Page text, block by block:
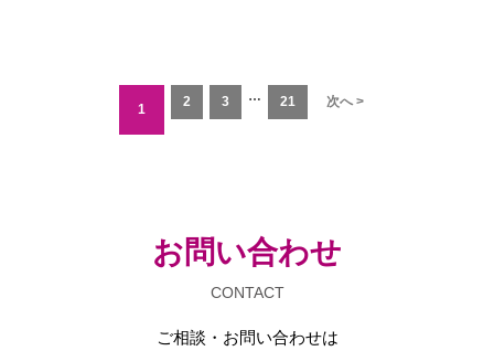
1 2 3 … 21 次へ >
お問い合わせ
CONTACT
ご相談・お問い合わせは